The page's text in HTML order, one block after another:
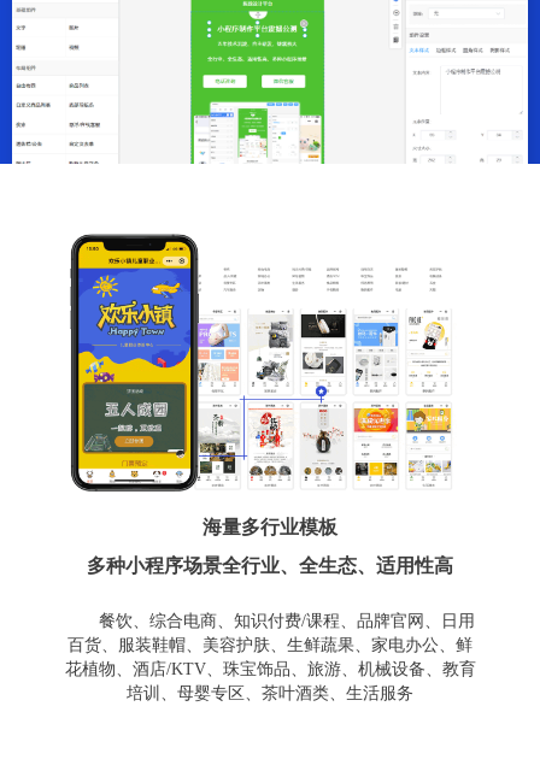
海量多行业模板
多种小程序场景全行业、全生态、适用性高
餐饮、综合电商、知识付费/课程、品牌官网、日用
百货、服装鞋帽、美容护肤、生鲜蔬果、家电办公、鲜
花植物、酒店/KTV、珠宝饰品、旅游、机械设备、教育
培训、母婴专区、茶叶酒类、生活服务